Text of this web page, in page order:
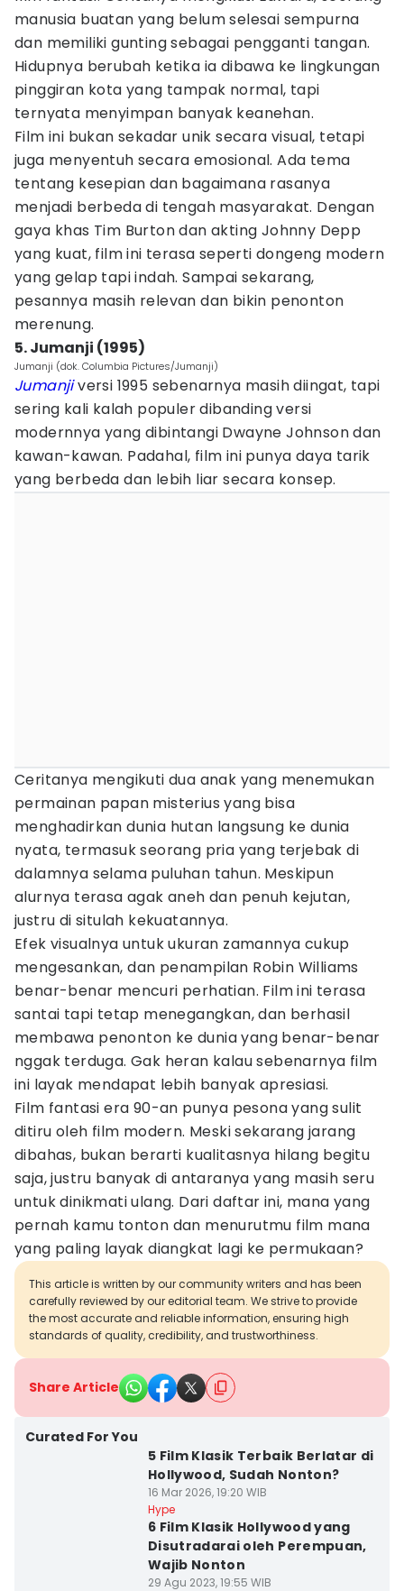
manusia buatan yang belum selesai sempurna
dan memiliki gunting sebagai pengganti tangan.
Hidupnya berubah ketika ia dibawa ke lingkungan
pinggiran kota yang tampak normal, tapi
ternyata menyimpan banyak keanehan.
Film ini bukan sekadar unik secara visual, tetapi
juga menyentuh secara emosional. Ada tema
tentang kesepian dan bagaimana rasanya
menjadi berbeda di tengah masyarakat. Dengan
gaya khas Tim Burton dan akting Johnny Depp
yang kuat, film ini terasa seperti dongeng modern
yang gelap tapi indah. Sampai sekarang,
pesannya masih relevan dan bikin penonton
merenung.
5. Jumanji (1995)
Jumanji (dok. Columbia Pictures/Jumanji)
Jumanjiversi 1995 sebenarnya masih diingat, tapi
sering kali kalah populer dibanding versi
modernnya yang dibintangi Dwayne Johnson dan
kawan-kawan. Padahal, film ini punya daya tarik
yang berbeda dan lebih liar secara konsep.
Ceritanya mengikuti dua anak yang menemukan
permainan papan misterius yang bisa
menghadirkan dunia hutan langsung ke dunia
nyata, termasuk seorang pria yang terjebak di
dalamnya selama puluhan tahun. Meskipun
alurnya terasa agak aneh dan penuh kejutan,
justru di situlah kekuatannya.
Efek visualnya untuk ukuran zamannya cukup
mengesankan, dan penampilan Robin Williams
benar-benar mencuri perhatian. Film ini terasa
santai tapi tetap menegangkan, dan berhasil
membawa penonton ke dunia yang benar-benar
nggak terduga. Gak heran kalau sebenarnya film
ini layak mendapat lebih banyak apresiasi.
Film fantasi era 90-an punya pesona yang sulit
ditiru oleh film modern. Meski sekarang jarang
dibahas, bukan berarti kualitasnya hilang begitu
saja, justru banyak di antaranya yang masih seru
untuk dinikmati ulang. Dari daftar ini, mana yang
pernah kamu tonton dan menurutmu film mana
yang paling layak diangkat lagi ke permukaan?
This article is written by our community writers and has been
carefully reviewed by our editorial team. We strive to provide
the most accurate and reliable information, ensuring high
standards of quality, credibility, and trustworthiness.
Share Article
Curated For You
5 Film Klasik Terbaik Berlatar di
Hollywood, Sudah Nonton?
16 Mar 2026, 19:20 WIB
Hype
6 Film Klasik Hollywood yang
Disutradarai oleh Perempuan,
Wajib Nonton
29 Agu 2023, 19:55 WIB